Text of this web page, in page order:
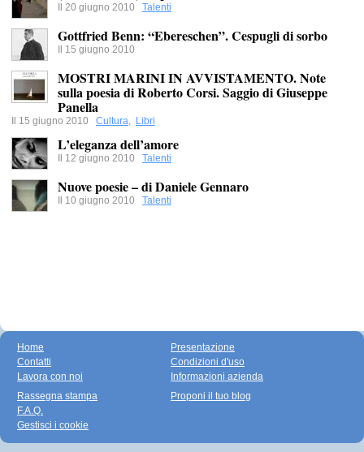
Il 20 giugno 2010 Talenti
Gottfried Benn: “Ebereschen”. Cespugli di sorbo
Il 15 giugno 2010
MOSTRI MARINI IN AVVISTAMENTO. Note
sulla poesia di Roberto Corsi. Saggio di Giuseppe
Panella
Il 15 giugno 2010 Cultura, Libri
L’eleganza dell’amore
Il 12 giugno 2010 Talenti
Nuove poesie – di Daniele Gennaro
Il 10 giugno 2010 Talenti
Home
Contatti
Lavora con noi
Presentazione
Condizioni d'uso
Informazioni azienda
Rassegna stampa
F.A.Q.
Gestisci i cookie
Proponi il tuo blog